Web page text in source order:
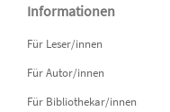
Informationen
Für Leser/innen
Für Autor/innen
Für Bibliothekar/innen